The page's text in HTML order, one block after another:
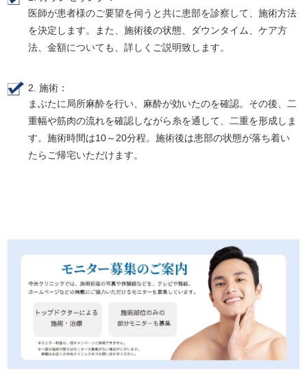
医師が患者様のご要望を伺うと共に患部を診察して、施術方法
を決定します。また、施術後の状態、ダウンタイム、ケア方
法、金額についても、詳しくご説明致します。
2. 施術：
まぶたに局所麻酔を行い、麻酔が効いたのを確認。その後、二
重幅や筋肉の流れを確認しながら糸を通して、二重を形成しま
す。施術時間は10～20分程。施術後は患部の状態が落ち着い
たらご帰宅いただけます。